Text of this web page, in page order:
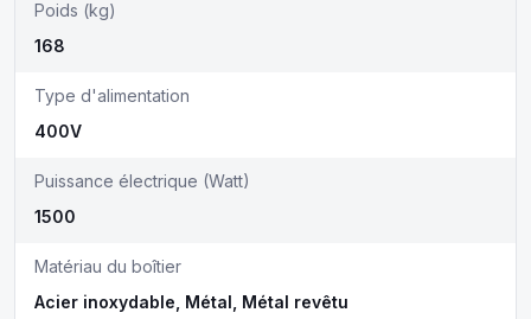
Poids (kg)
168
Type d'alimentation
400V
Puissance électrique (Watt)
1500
Matériau du boîtier
Acier inoxydable, Métal, Métal revêtu